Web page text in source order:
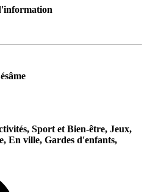
Sport et Bien-être, Jeux,
En ville, Gardes d'enfants,